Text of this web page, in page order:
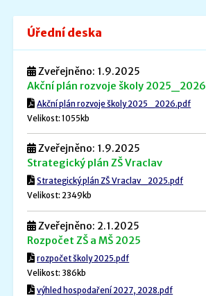
Úřední deska
Zveřejněno: 1.9.2025
Akční plán rozvoje školy 2025_2026
Akční plán rozvoje školy 2025_2026.pdf
Velikost: 1055kb
Zveřejněno: 1.9.2025
Strategický plán ZŠ Vraclav
Strategický plán ZŠ Vraclav_2025.pdf
Velikost: 2349kb
Zveřejněno: 2.1.2025
Rozpočet ZŠ a MŠ 2025
rozpočet školy 2025.pdf
Velikost: 386kb
výhled hospodaření 2027, 2028.pdf